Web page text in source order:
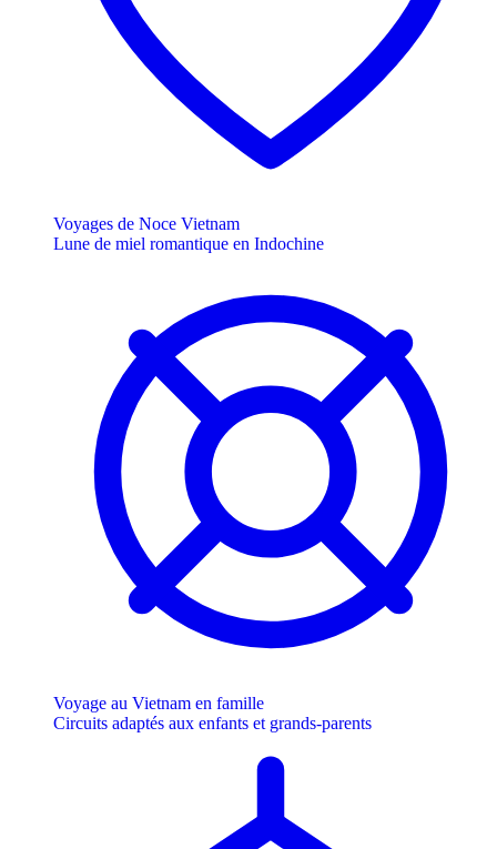
Voyages de Noce Vietnam
Lune de miel romantique en Indochine
Voyage au Vietnam en famille
Circuits adaptés aux enfants et grands-parents